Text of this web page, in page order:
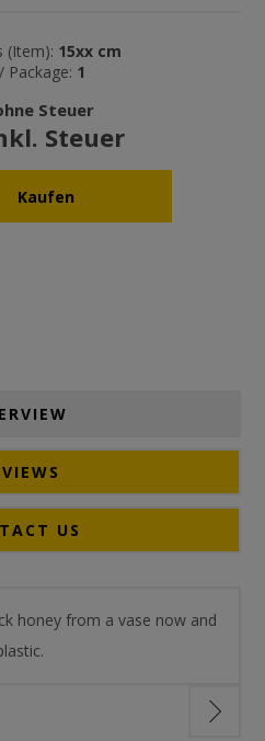
(Item): 15xx cm
Package: 1
Steuer
Steuer
US
honey from a vase now and